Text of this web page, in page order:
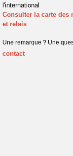
l'international
Consulter la carte des
et relais
Une remarque ? Une
contact